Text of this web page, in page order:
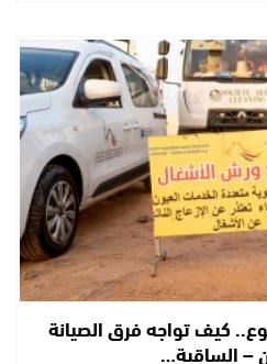
كيف تواجه فرق الصيانة
– الساقية…